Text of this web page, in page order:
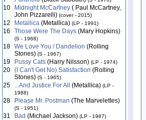
10 Midnight McCartney ( Paul McCartney,
John Pizzarelli) (cover - 2015)
12 Metallica (Metallica) (LP - 1991)
16 Those Were The Days (Mary Hopkins)
(S - 1968)
18 We Love You / Dandelion (Rolling
Stones) (S - 1967)
19 Pussy Cats (Harry Nilsson) (LP - 1974)
20 (I Can't Get No) Satisfaction (Rolling
Stones) (S - 1965)
25 ...And Justice For All (Metallica) (LP -
1988)
28 Please Mr. Postman (The Marvelettes)
(S - 1951)
31 Bad (Michael Jackson) (LP - 1987)